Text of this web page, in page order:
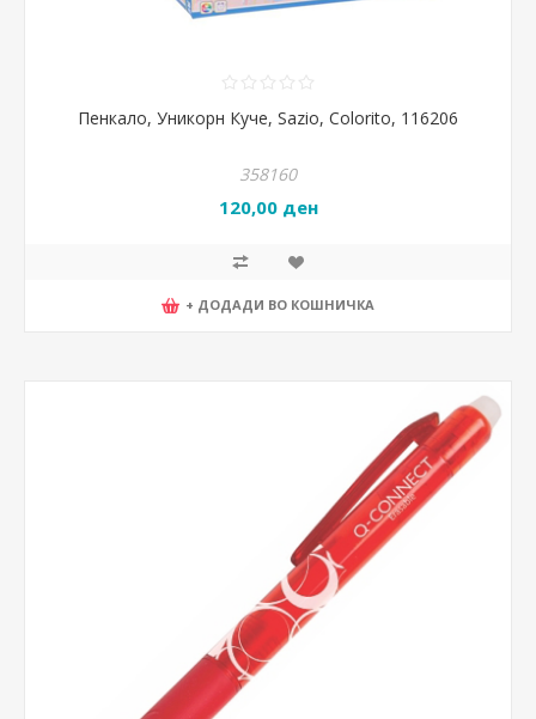
Пенкало, Уникорн Куче, Sazio, Colorito, 116206
358160
120,00 ден
+ ДОДАДИ ВО КОШНИЧКА